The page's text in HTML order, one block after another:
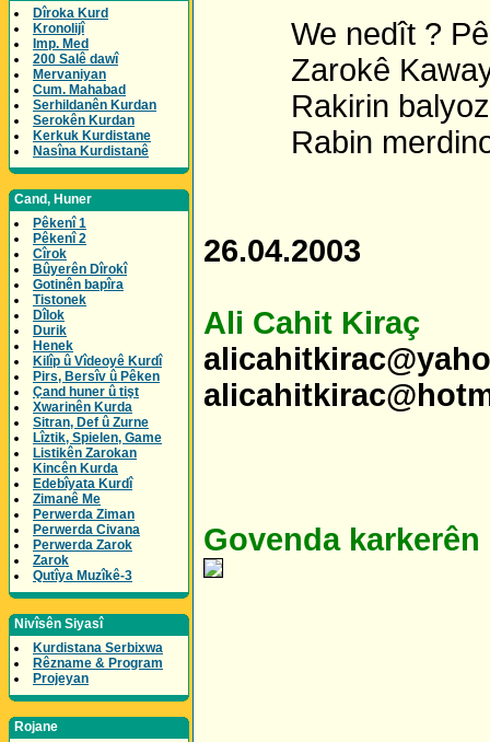
Dîroka Kurd
Kronolijî
Imp. Med
200 Salê dawî
Mervaniyan
Cum. Mahabad
Serhildanên Kurdan
Serokên Kurdan
Kerkuk Kurdistane
Nasîna Kurdistanê
Cand, Huner
Pêkenî 1
Pêkenî 2
Cîrok
Bûyerên Dîrokî
Gotinên bapîra
Tistonek
Dîlok
Durik
Henek
Kilîp û Vîdeoyê Kurdî
Pirs, Bersîv û Pêken
Çand huner û tişt
Xwarinên Kurda
Sitran, Def û Zurne
Lîztik, Spielen, Game
Listikên Zarokan
Kincên Kurda
Edebîyata Kurdî
Zimanê Me
Perwerda Ziman
Perwerda Civana
Perwerda Zarok
Zarok
Qutîya Muzîkê-3
Nivîsên Siyasî
Kurdistana Serbixwa
Rêzname & Program
Projeyan
Rojane
We nedît ?
Zarokê
Rakirin
Rabin merdino
26.04.2003
Ali Cahit Kiraç
Govenda